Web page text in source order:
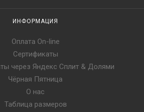
ИНФОРМАЦИЯ
Оплата On-line
Сертификаты
через Яндекс Сплит & Долями
Чёрная Пятница
О нас
Таблица размеров